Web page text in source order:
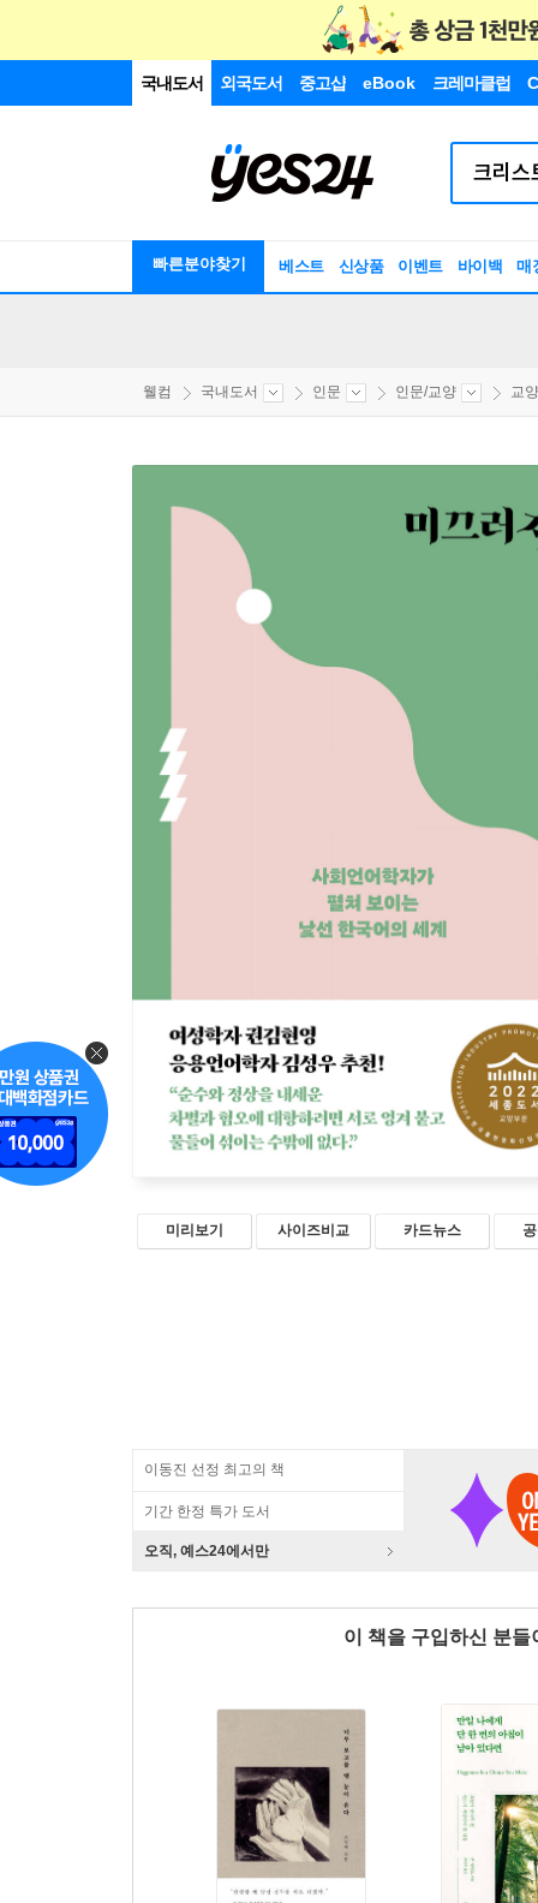
국내도서 외국도서 중고샵 eBook 크레마클럽
빠른분야찾기 베스트 신상품 이벤트 바이백 매
웰컴 국내도서 인문 인문/교양 교
미리보기 사이즈비교 카드뉴스
이동진 선정 최고의 책
기간 한정 특가 도서
오직, 예스24에서만
이 책을 구입하신 분